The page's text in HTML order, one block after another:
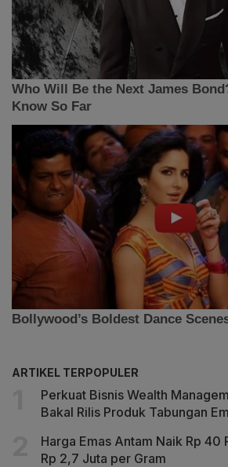
ARTIKEL TERPOPULER
Perkuat Bisnis Wealth
Bakal Rilis Produk Tabungan
Harga Emas Antam Naik Rp 40
Rp 2,7 Juta per Gram